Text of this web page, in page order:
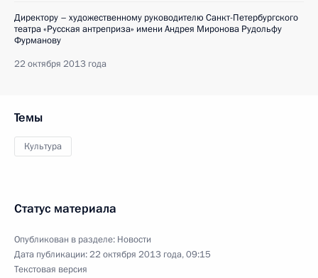
Директору – художественному руководителю Санкт-Петербургского
театра «Русская антреприза» имени Андрея Миронова Рудольфу
Фурманову
22 октября 2013 года
Темы
Культура
Статус материала
Опубликован в разделе: Новости
Дата публикации:22 октября 2013 года, 09:15
Текстовая версия